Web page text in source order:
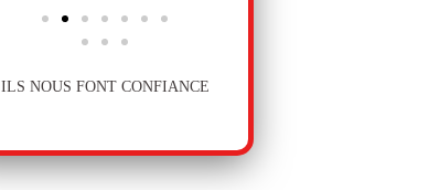
ILS NOUS FONT CONFIANCE